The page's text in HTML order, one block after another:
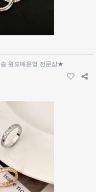
원도매운영 전문샵★